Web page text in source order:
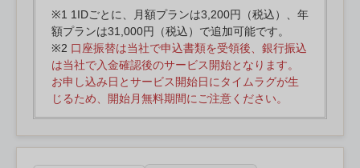
※1 1IDごとに、月額プランは3,200円（税込）、年
額プランは31,000円（税込）で追加可能です。
※2 口座振替は当社で申込書類を受領後、銀行振込
は当社で入金確認後のサービス開始となります。
お申し込み日とサービス開始日にタイムラグが生
じるため、開始月無料期間にご注意ください。